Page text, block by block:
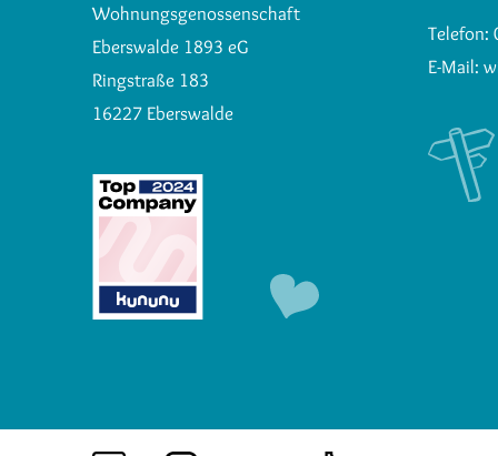
Wohnungsgenossenschaft
Eberswalde 1893 eG
Ringstraße 183
16227 Eberswalde
Telefon:
E-Mail: